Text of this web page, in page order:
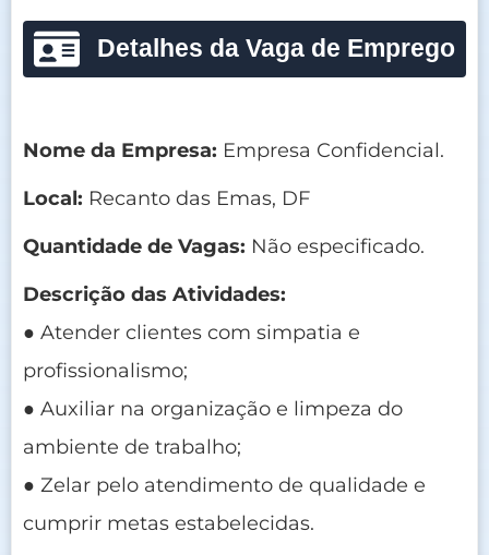
Detalhes da Vaga de Emprego
Nome da Empresa: Empresa Confidencial.
Local: Recanto das Emas, DF
Quantidade de Vagas: Não especificado.
Descrição das Atividades:
● Atender clientes com simpatia e
profissionalismo;
● Auxiliar na organização e limpeza do
ambiente de trabalho;
● Zelar pelo atendimento de qualidade e
cumprir metas estabelecidas.